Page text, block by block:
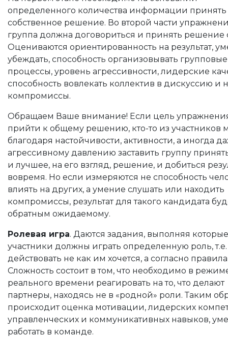
определенного количества информации принять
собственное решение. Во второй части
группа должна договориться и принять решение
Оцениваются ориентированность на результат,
убеждать, способность организовывать групповые
процессы, уровень агрессивности, лидерские
способность вовлекать коллектив в дискуссию и
компромиссы.
Обращаем Ваше внимание! Если цель
прийти к общему решению, кто-то из участников
благодаря настойчивости, активности, а иногда
агрессивному давлению заставить группу
и лучшее, на его взгляд, решение, и добиться
вовремя. Но если измеряются не способность
влиять на других, а умение слушать или находить
компромиссы, результат для такого кандидата
обратным ожидаемому.
Ролевая игра. Даются задания, выполняя которые
участники должны играть определенную роль, т.е.
действовать не как им хочется, а согласно
Сложность состоит в том, что необходимо в
реального времени реагировать на то, что делают
партнеры, находясь не в «родной» роли. Таким
происходит оценка мотивации, лидерских
управленческих и коммуникативных навыков,
работать в команде.